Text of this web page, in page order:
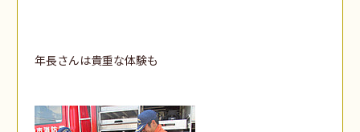
年長さんは貴重な体験も